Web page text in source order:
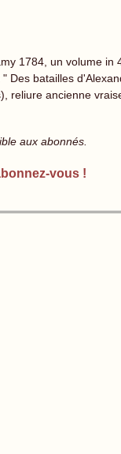
1784, un volume
Des batailles
reliure ancienne
aux abonnés.
vous !